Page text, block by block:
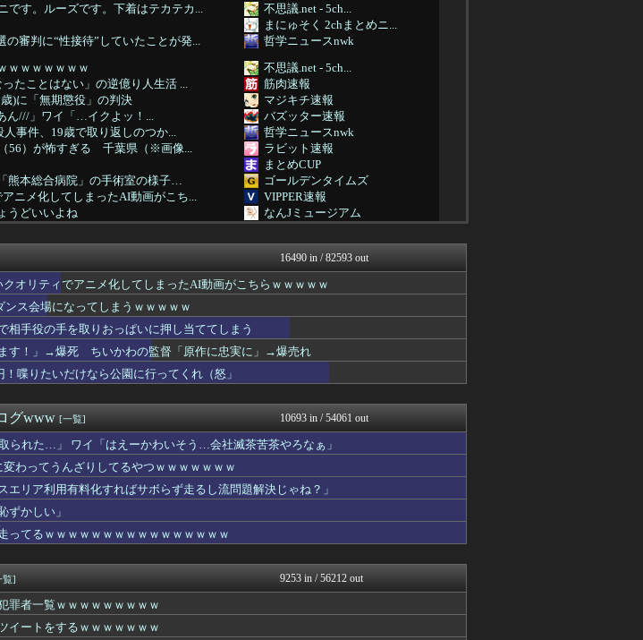
です。ルーズです。下着はテカテカ...
不思議.net - 5ch...
まにゅそく 2chまとめニ...
の審判に“性接待”していたことが発...
哲学ニュースnwk
ｗｗｗｗｗｗｗ
不思議.net - 5ch...
たことはない」の逆億り人生活 ...
筋肉速報
)に「無期懲役」の判決
マジキチ速報
ん///」ワイ「…イクよッ！...
バズッター速報
事件、19歳で取り返しのつか...
哲学ニュースnwk
（56）が怖すぎる 千葉県（※画像...
ラビット速報
まとめCUP
熊本総合病院」の手術室の様子…
ゴールデンタイムズ
ニメ化してしまったAI動画がこち...
VIPPER速報
うどいいよね
なんJミュージアム
ｗｗｗｗｗｗ
まにゅそく 2chまとめニ...
ｗｗｗｗｗｗ
不思議.net - 5ch...
いたしん！
まだPTSDという言葉は浸透さ...
ヒロイモノ中毒
人「誰にも知られなくてもいい、と...
まだPTSDという言葉は浸透さ...
ｗｗｗｗｗｗ
キニ速
つつある・・・
スコールちゃんねる｜２ちゃ...
こんな人生です」→
女の約7割「なる」⇒！
不思議.net - 5ch...
自慢の尻とおっぱいを披露ｗｗ...
筋肉速報
にチ○コを貪られた結果ｗｗｗｗ...
えっ!?またここのサイト?
いたしん！
・堀大輔氏が怖いと話題にｗｗｗｗ...
言い続けたらwwww
バズッター速報
ってしまうｗｗｗｗｗ
VIPPER速報
？」ワイ「食っちゃいけないものを...
りぷらい速報
うなるwww
キニ速
被告(19)に無期懲役の判決・・...
スコールちゃんねる｜２ちゃ...
カッコ良すぎるwwwwwww
ｗｗwｗｗｗｗｗｗｗｗ❤
なんJミュージアム
ｗｗｗｗｗ
16490 in / 82593 out
クオリティでアニメ化してしまったAI動画がこちらｗｗｗｗｗ
ンス会場になってしまうｗｗｗｗｗ
相手役の手を取りおっぱいに押し当ててしまう
す！」→爆死 ちいかわの監督「原作に忠実に」→爆売れ
喋りたいだけなら公園に行ってくれ（怒」
グwww [一覧] 10693 in / 54061 out
られた…」 ワイ「はえーかわいそう…会社滅茶苦茶やろなぁ」
変わってうんざりしてるやつｗｗｗｗｗｗｗ
エリア利用有料化すればサボらず走るし流問題解決じゃね？」
ずかしい」
ってるｗｗｗｗｗｗｗｗｗｗｗｗｗｗｗｗ
覧] 9253 in / 56212 out
罪者一覧ｗｗｗｗｗｗｗｗｗ
イートをするｗｗｗｗｗｗｗ